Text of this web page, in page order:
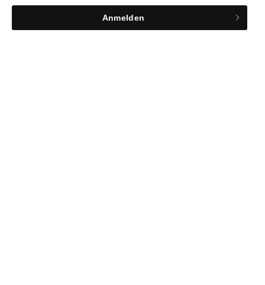
Anmelden